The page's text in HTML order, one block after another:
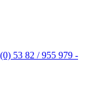
53 82 / 955 979 -